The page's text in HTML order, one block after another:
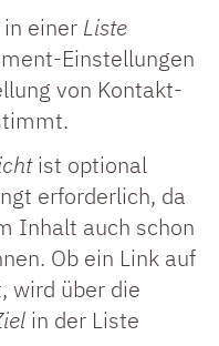
einer Liste
Einstellungen
von Kontakt-
ist optional
erforderlich, da
Inhalt auch schon
Ob ein Link auf
wird über die
in der Liste